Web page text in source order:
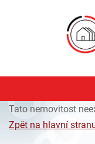
Tato nemovitost
Zpět na hlavní